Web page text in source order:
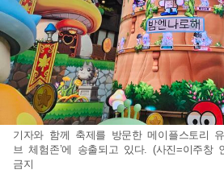
기자와 함께 축제를 방문한 메이플스토리
브 체험존’에 송출되고 있다. (사진=이주창
금지